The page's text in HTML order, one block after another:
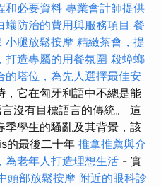
和必要資料 專業會計師提供
蟻防治的費用與服務項目 餐
小腿放鬆按摩 精緻茶會，提
打造專屬的用餐氛圍 殺蟑螂
的塔位，為先人選擇最佳安
，它在匈牙利語中不總是能
沒有目標語言的傳統。 這
學生的騷亂及其背景，該
的最後二十年 推拿推薦與介
為老年人打造理想生活 - 實
頭部放鬆按摩 附近的眼科診